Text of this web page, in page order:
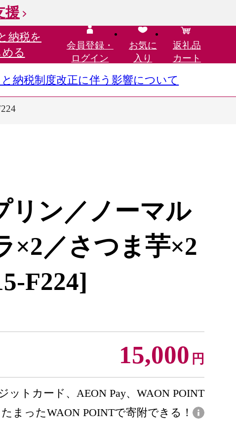
援
納税を
る
会員登録・
ログイン
お気に
入り
返礼品
カート
と納税制度改正に伴う影響について
リン／ノーマル
×2／さつま芋×2
F224]
15,000 円
ットカード、AEON Pay、WAON POINT
たまったWAON POINTで寄附できる！